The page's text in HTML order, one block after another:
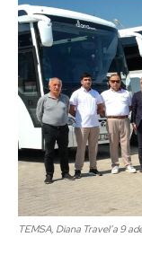
TEMSA, Diana Travel’a 9